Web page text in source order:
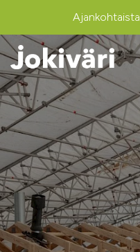
Ajankohtaista